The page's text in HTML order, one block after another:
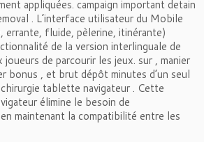
appliquées. campaign important detain
. L’interface utilisateur du Mobile
errante, fluide, pèlerine, itinérante)
de la version interlinguale de
joueurs de parcourir les jeux. sur , manier
bonus , et brut dépôt minutes d’un seul
tablette navigateur . Cette
élimine le besoin de
maintenant la compatibilité entre les